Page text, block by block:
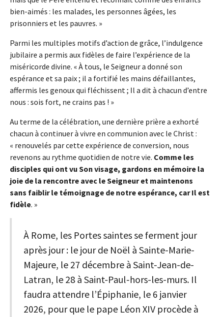
bien-aimés : les malades, les personnes âgées, les
prisonniers et les pauvres. »
Parmi les multiples motifs d’action de grâce, l’indulgence
jubilaire a permis aux fidèles de faire l’expérience de la
miséricorde divine. « À tous, le Seigneur a donné son
espérance et sa paix ; il a fortifié les mains défaillantes,
affermis les genoux qui fléchissent ; Il a dit à chacun d’entre
nous : sois fort, ne crains pas ! »
Au terme de la célébration, une dernière prière a exhorté
chacun à continuer à vivre en communion avec le Christ :
« renouvelés par cette expérience de conversion, nous
revenons au rythme quotidien de notre vie. Comme les
disciples qui ont vu Son visage, gardons en mémoire la
joie de la rencontre avec le Seigneur et maintenons
sans faiblir le témoignage de notre espérance, car Il est
fidèle. »
À Rome, les Portes saintes se ferment jour
après jour : le jour de Noël à Sainte-Marie-
Majeure, le 27 décembre à Saint-Jean-de-
Latran, le 28 à Saint-Paul-hors-les-murs. Il
faudra attendre l’Épiphanie, le 6 janvier
2026, pour que le pape Léon XIV procède à